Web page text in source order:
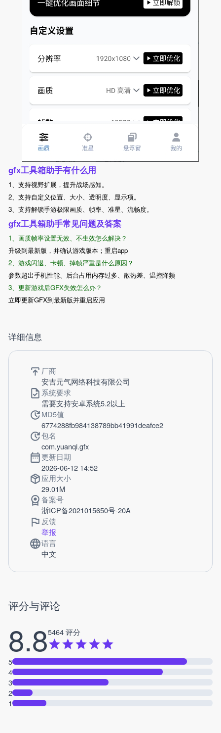
gfx工具箱助手有什么用
1、支持视野扩展，提升战场感知。
2、支持自定义位置、大小、透明度、显示项。
3、支持解锁手游极限画质、帧率、准星、流畅度。
gfx工具箱助手常见问题及答案
1、画质帧率设置无效、不生效怎么解决？
升级到最新版，并确认游戏版本；重启app
2、游戏闪退、卡顿、掉帧严重是什么原因？
参数超出手机性能、后台占用内存过多、散热差、温控降频
3、更新游戏后GFX失效怎么办？
立即更新GFX到最新版并重启应用
详细信息
厂商
安吉元气网络科技有限公司
系统要求
需要支持安卓系统5.2以上
MD5值
6774288fb984138789bb41991deafce2
包名
com.yuanqi.gfx
更新日期
2026-06-12 14:52
应用大小
29.01M
备案号
浙ICP备2021015650号-20A
反馈
举报
语言
中文
评分与评论
8.85464 评分
5
4
3
2
1